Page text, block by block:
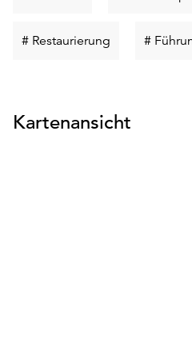
# Restaurierung Schlüsselwort
#
Kartenansicht